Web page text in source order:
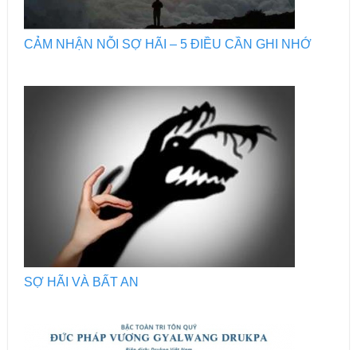
CẢM NHẬN NỖI SỢ HÃI – 5 ĐIỀU CẦN GHI NHỚ
SỢ HÃI VÀ BẤT AN